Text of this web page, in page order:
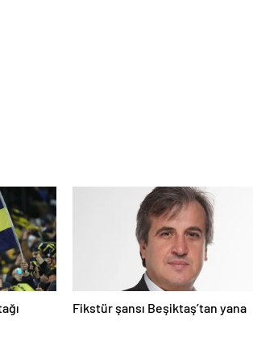
Fikstür şansı Beşiktaş’tan yana